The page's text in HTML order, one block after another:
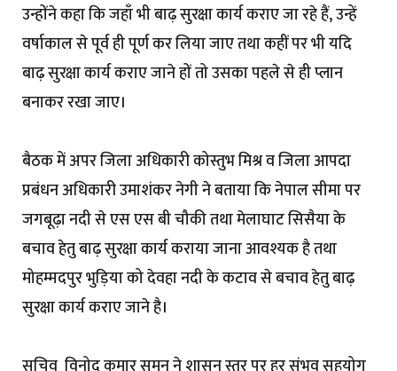
उन्होंने कहा कि जहाँ भी बाढ़ सुरक्षा कार्य कराए जा रहे हैं, उन्हें
वर्षाकाल से पूर्व ही पूर्ण कर लिया जाए तथा कहीं पर भी यदि
बाढ़ सुरक्षा कार्य कराए जाने हों तो उसका पहले से ही प्लान
बनाकर रखा जाए।
बैठक में अपर जिला अधिकारी कोस्तुभ मिश्र व जिला आपदा
प्रबंधन अधिकारी उमाशंकर नेगी ने बताया कि नेपाल सीमा पर
जगबूढ़ा नदी से एस एस बी चौकी तथा मेलाघाट सिसैया के
बचाव हेतु बाढ़ सुरक्षा कार्य कराया जाना आवश्यक है तथा
मोहम्मदपुर भुड़िया को देवहा नदी के कटाव से बचाव हेतु बाढ़
सुरक्षा कार्य कराए जाने है।